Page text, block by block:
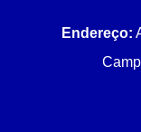
Endereço: